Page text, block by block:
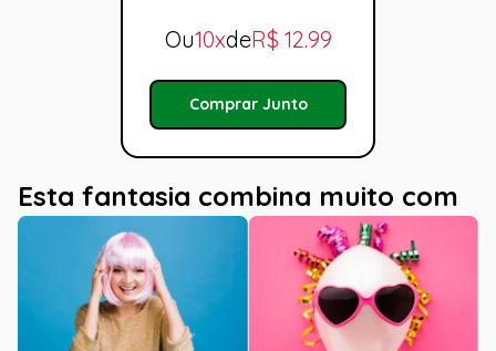
Ou10xdeR$ 12.99
Comprar Junto
Esta fantasia combina muito com